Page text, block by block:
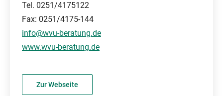
Tel. 0251/4175122
Fax: 0251/4175-144
info@wvu-beratung.de
www.wvu-beratung.de
Zur Webseite